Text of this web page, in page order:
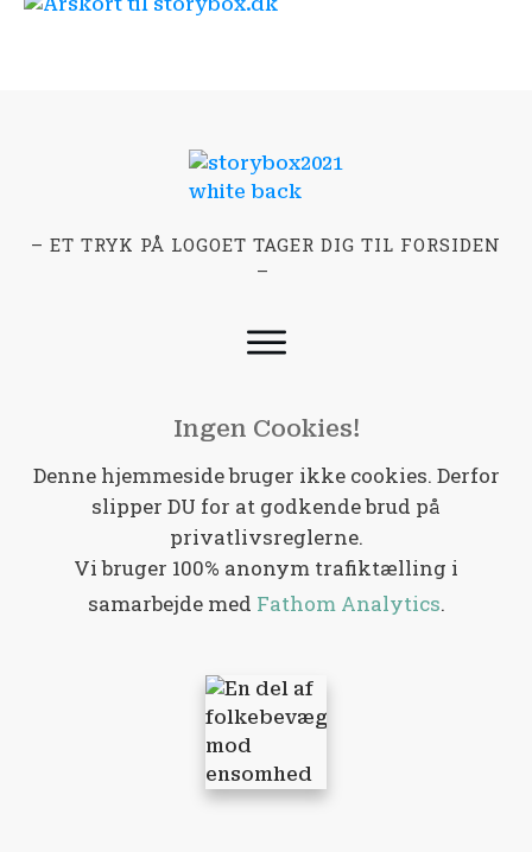
– ET TRYK PÅ LOGOET TAGER DIG TIL FORSIDEN
–
Ingen Cookies!
Denne hjemmeside bruger ikke cookies. Derfor
slipper DU for at godkende brud på
privatlivsreglerne.
Vi bruger 100% anonym trafiktælling i
samarbejde med Fathom Analytics.